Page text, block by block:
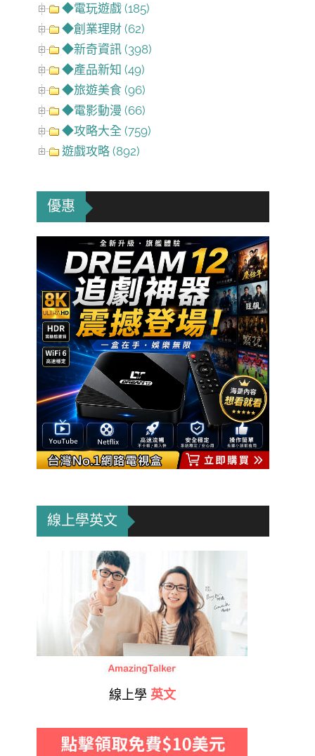
◆電玩遊戲 (185)
◆創業理財 (62)
◆新奇資訊 (398)
◆產品新知 (49)
◆旅遊美食 (96)
◆電影動漫 (66)
◆攻略大全 (759)
遊戲攻略 (892)
優惠
線上學英文
線上學 英文